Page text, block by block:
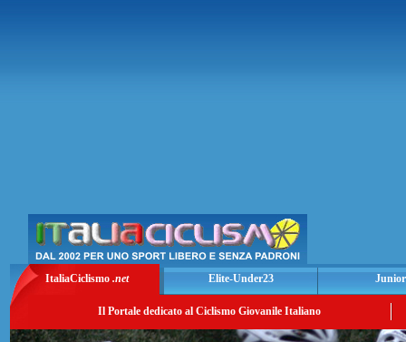
ItaliaCiclismo .net Elite-Under23
Il Portale dedicato al Ciclismo Giovanile Italiano